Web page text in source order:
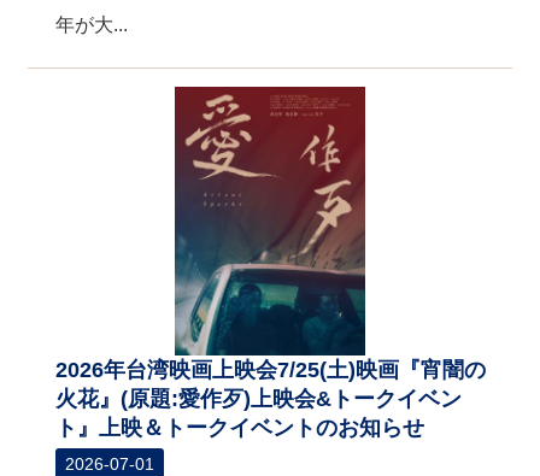
年が大...
2026年台湾映画上映会7/25(土)映画『宵闇の
火花』(原題:愛作歹)上映会&トークイベン
ト』上映＆トークイベントのお知らせ
2026-07-01